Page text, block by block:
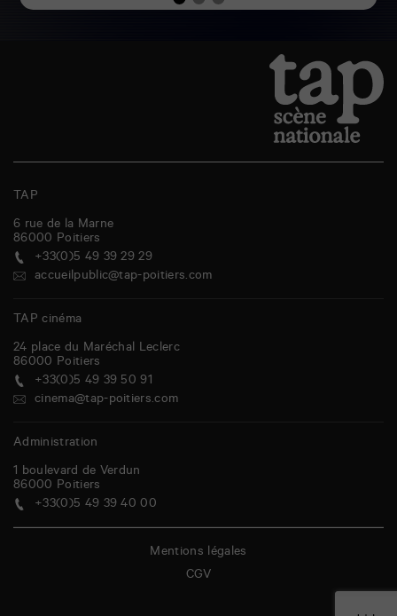
TAP
6 rue de la Marne
86000 Poitiers
+33(0)5 49 39 29 29
accueilpublic@tap-poitiers.com
TAP cinéma
24 place du Maréchal Leclerc
86000 Poitiers
+33(0)5 49 39 50 91
cinema@tap-poitiers.com
Administration
1 boulevard de Verdun
86000 Poitiers
+33(0)5 49 39 40 00
Mentions légales
CGV